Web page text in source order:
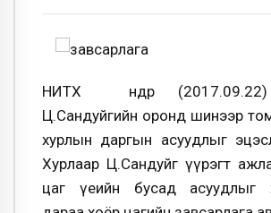
НИТХ өнөөдөр
Ц.Сандуйгийн оронд шинээр
хурлын даргын асуудлыг
Хурлаар Ц.Сандуйг үүрэгт
цаг үеийн бусад асуудлыг